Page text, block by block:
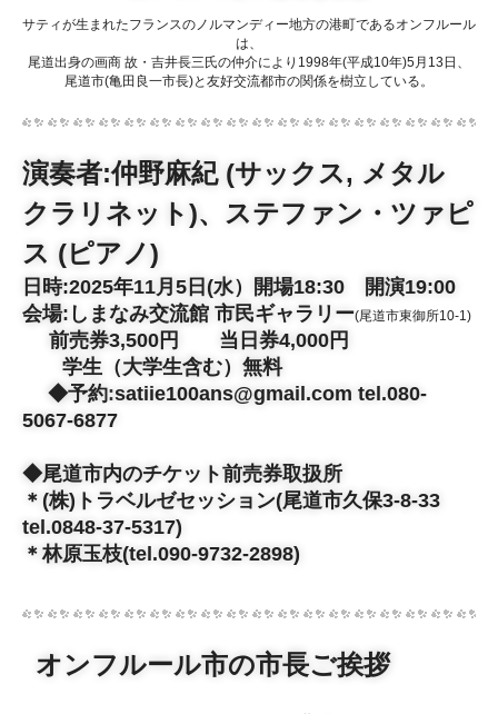
サティが生まれたフランスのノルマンディー地方の港町であるオンフルール
は、
尾道出身の画商 故・吉井長三氏の仲介により1998年(平成10年)5月13日、
尾道市(亀田良一市長)と友好交流都市の関係を樹立している。
演奏者:仲野麻紀 (サックス, メタル
クラリネット)、ステファン・ツァピ
ス (ピアノ)
日時:2025年11月5日(水）開場18:30 開演19:00
会場: しまなみ交流館 市民ギャラリー(尾道市東御所10-1)
前売券3,500円 当日券4,000円
学生（大学生含む）無料
◆予約:satiie100ans@gmail.com tel.080-
5067-6877
◆尾道市内のチケット前売券取扱所
＊(株)トラベルゼセッション(尾道市久保3-8-33
tel.0848-37-5317)
＊林原玉枝(tel.090-9732-2898)
オンフルール市の市長ご挨拶